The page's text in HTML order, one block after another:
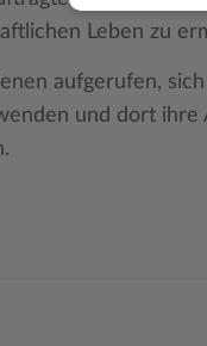
Leben zu
aufgerufen,
und dort